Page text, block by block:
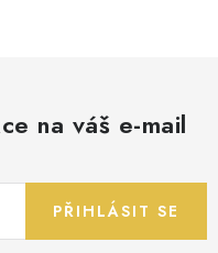
na váš e-mail
PŘIHLÁSIT SE